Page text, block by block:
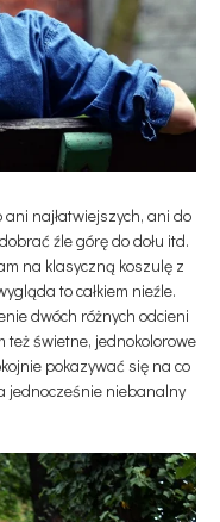
najłatwiejszych, ani do
źle górę do dołu itd.
na klasyczną koszulę z
to całkiem nieźle.
dwóch różnych odcieni
też świetne, jednokolorowe
pokazywać się na co
jednocześnie niebanalny